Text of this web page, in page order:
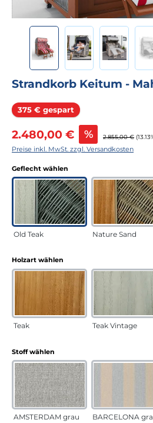
Strandkorb Keitum -
375 € gespart Rabatt
Verkaufspreis:
2.480,00 € % Regulärer Preis:
2.855,00 €
Preise inkl. MwSt. zzgl. Versandkosten
Geflecht wählen
Old Teak Nature Sand
Holzart wählen
Teak Teak Vintage
Stoff wählen
AMSTERDAM grau BARCELONA